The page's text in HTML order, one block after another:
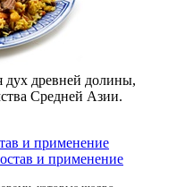
дух древней долины,
Средней Азии.
и применение